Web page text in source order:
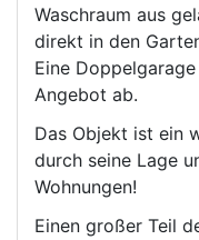
Waschraum aus
direkt in den
Eine
Angebot ab.
Das Objekt ist ein
durch seine Lage
Wohnungen!
Einen großer Teil